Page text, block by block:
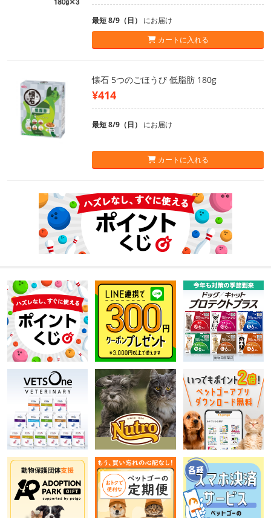
最短 8/9（日） にお届け
カートに入れる
懐石 5つのごほうび 低脂肪 180g
¥414
最短 8/9（日） にお届け
カートに入れる